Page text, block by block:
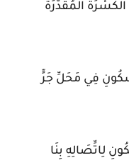
الْمُقَدَّرَةُ
فِي مَحَلِّ جَرٍّ
لِاتِّصَالِهِ بِنَا